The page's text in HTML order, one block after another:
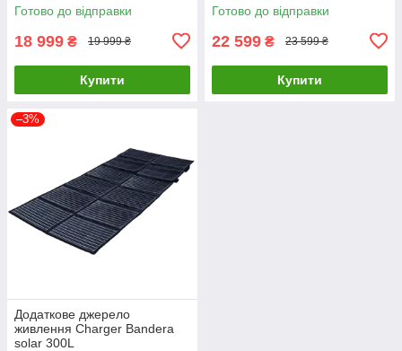
Готово до відправки
18 999 ₴ 19 999 ₴
Купити
Готово до відправки
22 599 ₴ 23 599 ₴
Купити
–3%
Додаткове джерело
живлення Charger Bandera
solar 300L